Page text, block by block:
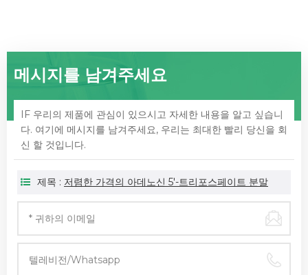
메시지를 남겨주세요
IF 우리의 제품에 관심이 있으시고 자세한 내용을 알고 싶습니
다. 여기에 메시지를 남겨주세요, 우리는 최대한 빨리 당신을 회
신 할 것입니다.
제목 : 저렴한 가격의 아데노신 5'-트리포스페이트 분말